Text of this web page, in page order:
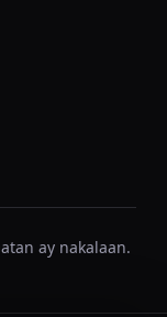
ay nakalaan.